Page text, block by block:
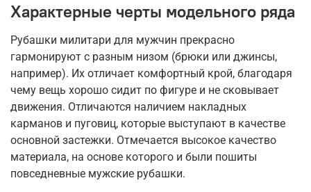
Характерные черты модельного ряда
Рубашки милитари для мужчин прекрасно
гармонируют с разным низом (брюки или джинсы,
например). Их отличает комфортный крой, благодаря
чему вещь хорошо сидит по фигуре и не сковывает
движения. Отличаются наличием накладных
карманов и пуговиц, которые выступают в качестве
основной застежки. Отмечается высокое качество
материала, на основе которого и были пошиты
повседневные мужские рубашки.